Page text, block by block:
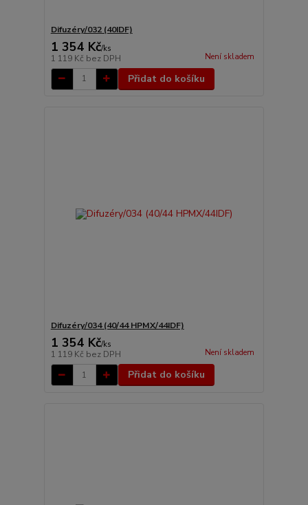
Difuzéry/032 (40IDF)
1 354 Kč/ks
1 119 Kč bez DPH Není skladem
Přidat do košíku
Difuzéry/034 (40/44 HPMX/44IDF)
1 354 Kč/ks
1 119 Kč bez DPH Není skladem
Přidat do košíku